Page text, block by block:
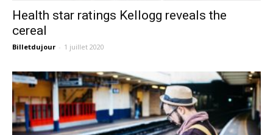
Health star ratings Kellogg reveals the
cereal
Billetdujour - 1 juillet 2020